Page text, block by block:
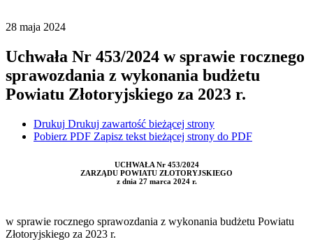
28 maja 2024
Uchwała Nr 453/2024 w sprawie rocznego
sprawozdania z wykonania budżetu
Powiatu Złotoryjskiego za 2023 r.
Drukuj Drukuj zawartość bieżącej strony
Pobierz PDF Zapisz tekst bieżącej strony do PDF
UCHWAŁA Nr 453/2024
ZARZĄDU POWIATU ZŁOTORYJSKIEGO
z dnia 27 marca 2024 r.
w sprawie rocznego sprawozdania z wykonania budżetu Powiatu
Złotoryjskiego za 2023 r.